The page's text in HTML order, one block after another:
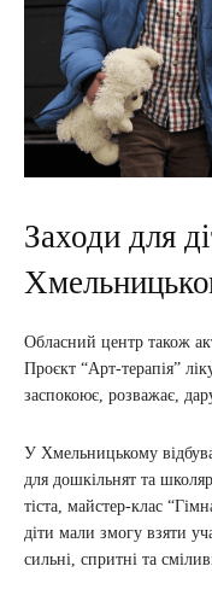
Заходи для
Обласний центр також
Проєкт “Арт-терапія”
заспокоює, розважає,
У Хмельницькому
для дошкільнят та
тіста, майстер-клас
діти мали змогу взяти
сильні, спритні та